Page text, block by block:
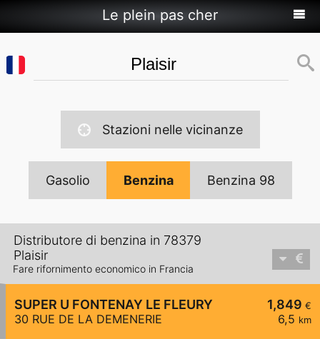
Le plein pas cher
Stazioni nelle vicinanze
Gasolio Benzina Benzina 98
Distributore di benzina in 78379
Plaisir
Fare rifornimento economico in Francia
1,849 €
6,5 km
SUPER U FONTENAY LE FLEURY
30 RUE DE LA DEMENERIE